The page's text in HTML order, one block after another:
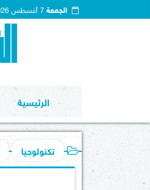
الجمعة7 أغسطس 2026
الرئيسية
تكنولوجيا